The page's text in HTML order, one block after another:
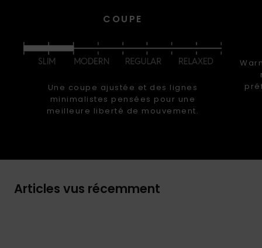
COUPE
Une coupe ajustée et des lignes
minimalistes pensées pour une
meilleure liberté de mouvement.
Articles vus récemment